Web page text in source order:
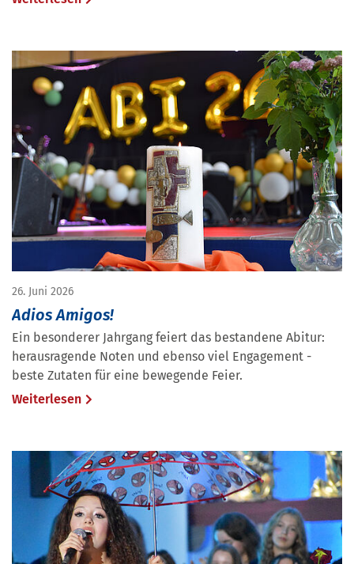
26. Juni 2026
Adios Amigos!
Ein besonderer Jahrgang feiert das bestandene Abitur:
herausragende Noten und ebenso viel Engagement -
beste Zutaten für eine bewegende Feier.
Weiterlesen